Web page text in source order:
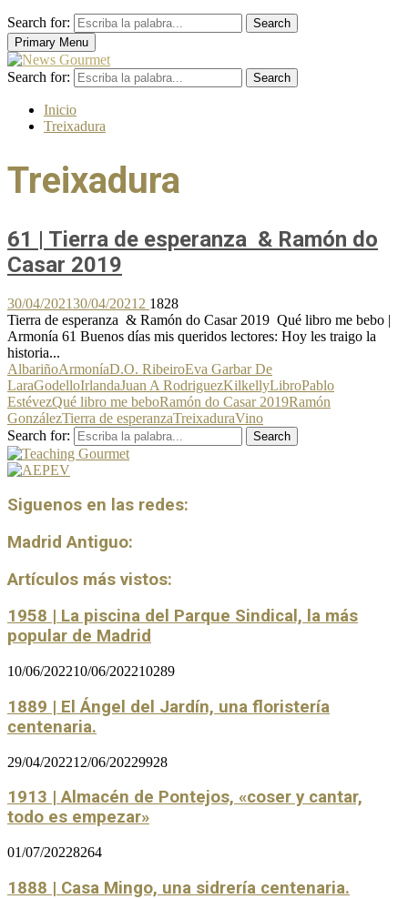
Search for:
Search
Primary Menu
Search for: Search
Inicio
Treixadura
Treixadura
61 | Tierra de esperanza & Ramón do
Casar 2019
30/04/202130/04/2021 2 1828
Tierra de esperanza & Ramón do Casar 2019 Qué libro me bebo |
Armonía 61 Buenos días mis queridos lectores: Hoy les traigo la
historia...
AlbariñoArmoníaD.O. RibeiroEva Garbar De
LaraGodelloIrlandaJuan A RodriguezKilkellyLibroPablo
EstévezQué libro me beboRamón do Casar 2019Ramón
GonzálezTierra de esperanzaTreixaduraVino
Search for:
Search
Siguenos en las redes:
Madrid Antiguo:
Artículos más vistos:
1958 | La piscina del Parque Sindical, la más
popular de Madrid
10/06/202210/06/202210289
1889 | El Ángel del Jardín, una floristería
centenaria.
29/04/202212/06/20229928
1913 | Almacén de Pontejos, «coser y cantar,
todo es empezar»
01/07/20228264
1888 | Casa Mingo, una sidrería centenaria.